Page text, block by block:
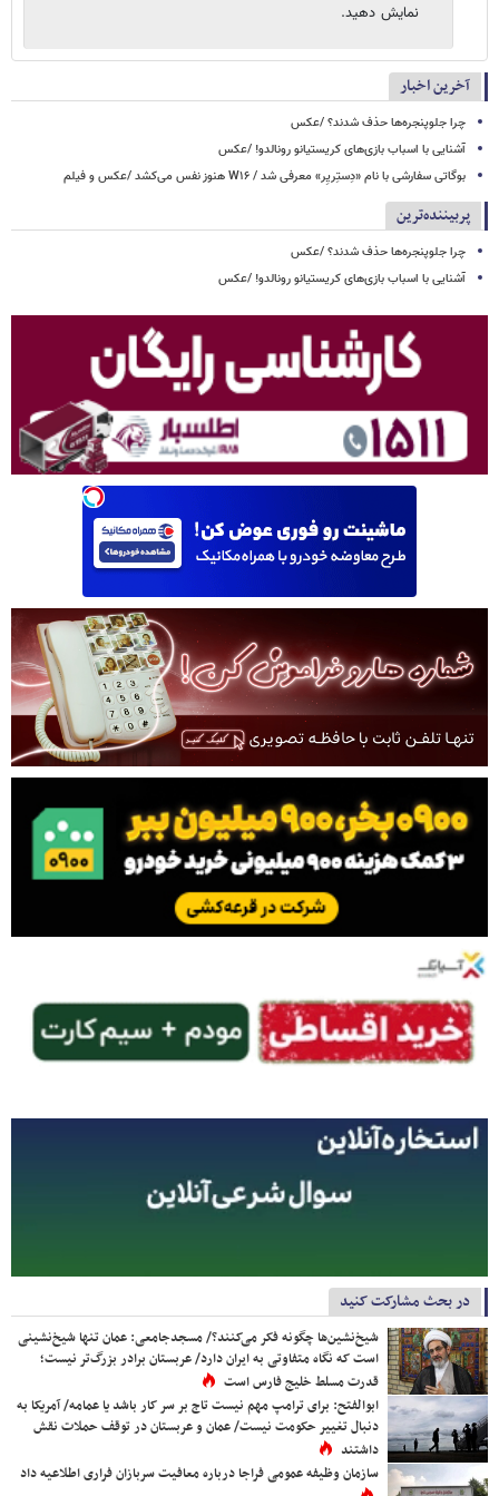
نمایش دهید.
آخرین اخبار
چرا جلوپنجره‌ها حذف شدند؟ /عکس
آشنایی با اسباب‌ بازی‌های کریستیانو رونالدو! /عکس
بوگاتی سفارشی با نام «دِستِریِر» معرفی شد / W۱۶ هنوز نفس می‌کشد /عکس و فیلم
پربیننده‌ترین
چرا جلوپنجره‌ها حذف شدند؟ /عکس
آشنایی با اسباب‌ بازی‌های کریستیانو رونالدو! /عکس
در بحث مشارکت کنید
شیخ‌نشین‌ها چگونه فکر می‌کنند؟/ مسجدجامعی: عمان تنها شیخ‌نشینی
است که نگاه متفاوتی به ایران دارد/ عربستان برادر بزرگ‌تر نیست؛
قدرت مسلط خلیج فارس است
ابوالفتح: برای ترامپ مهم نیست تاج بر سر کار باشد یا عمامه/ آمریکا به
دنبال تغییر حکومت نیست/ عمان و عربستان در توقف حملات نقش
داشتند
سازمان وظیفه عمومی فراجا درباره معافیت سربازان فراری اطلاعیه داد